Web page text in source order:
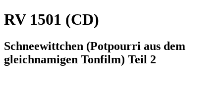
RV 1501 (CD)
Schneewittchen (Potpourri aus dem
gleichnamigen Tonfilm) Teil 2